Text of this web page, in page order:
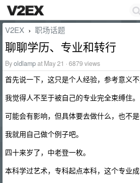
V2EX › 职场话题
聊聊学历、专业和转行
Byoldlampat May 21 · 6879 views
首先说一下，这只是个人经验，参考意义不
我觉得人不至于被自己的专业完全束缚住。
可能会有影响，但具体要去做什么，也不是
我就用自己做个例子吧。
四十来岁了，中老登一枚。
本科学过艺术，专科起点本科，这个专业成